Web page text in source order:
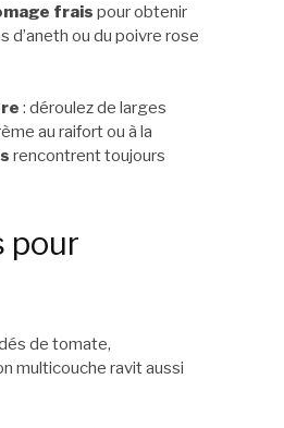
frais pour obtenir
ou du poivre rose
: déroulez de larges
au raifort ou à la
rencontrent toujours
pour
de tomate,
multicouche ravit aussi